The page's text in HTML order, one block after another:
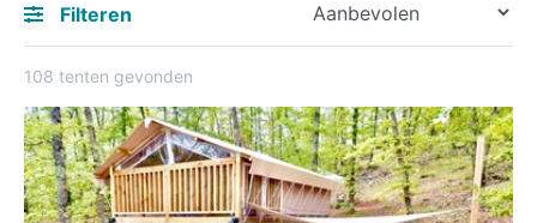
Filteren
108 tenten gevonden